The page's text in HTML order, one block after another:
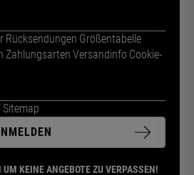
Rücksendungen Größentabelle
Zahlungsarten Versandinfo Cookie-
Sitemap
KEINE ANGEBOTE ZU VERPASSEN!